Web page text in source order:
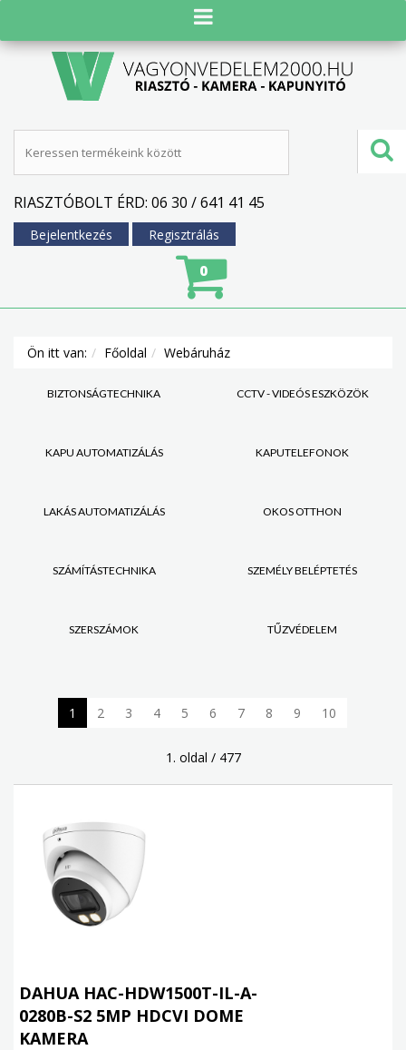
RIASZTÓBOLT ÉRD: 06 30 / 641 41 45
Bejelentkezés Regisztrálás
0
Ön itt van: Főoldal Webáruház
BIZTONSÁGTECHNIKA CCTV - VIDEÓS ESZKÖZÖK
KAPU AUTOMATIZÁLÁS KAPUTELEFONOK
LAKÁS AUTOMATIZÁLÁS OKOS OTTHON
SZÁMÍTÁSTECHNIKA SZEMÉLY BELÉPTETÉS
SZERSZÁMOK TŰZVÉDELEM
1 2 3 4 5 6 7 8 9 10
1. oldal / 477
DAHUA HAC-HDW1500T-IL-A-
0280B-S2 5MP HDCVI DOME
KAMERA